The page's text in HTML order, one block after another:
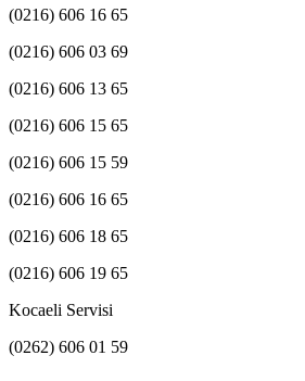
(0216) 606 16 65
(0216) 606 03 69
(0216) 606 13 65
(0216) 606 15 65
(0216) 606 15 59
(0216) 606 16 65
(0216) 606 18 65
(0216) 606 19 65
Kocaeli Servisi
(0262) 606 01 59